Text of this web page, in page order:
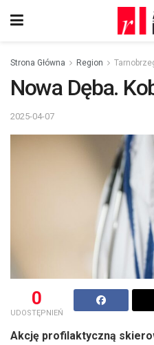
Strona Główna Region
Nowa Dęba.
2025-04-07
0
UDOSTĘPNIEŃ
Akcję profilaktyczną